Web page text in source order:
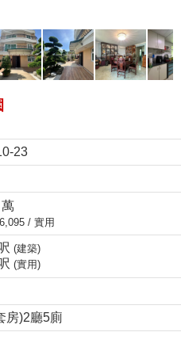
23
/ 實用
(建築)
(實用)
房)2廳5廁